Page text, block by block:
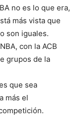
no es lo que era,
más vista que
son iguales.
con la ACB
grupos de la
que sea
más el